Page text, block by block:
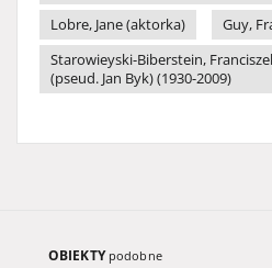
Lobre, Jane (aktorka)
Guy,
Starowieyski-Biberstein,
(pseud. Jan Byk) (1930-2009)
OBIEKTY podobne